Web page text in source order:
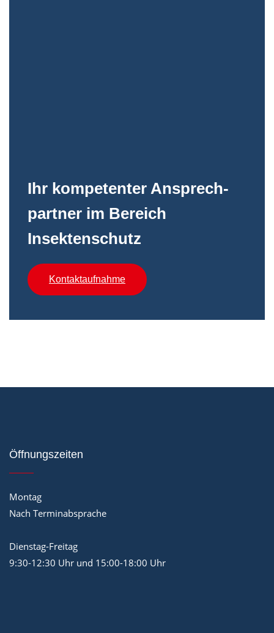
Ihr kompetenter An­sprech­
partner im Bereich
Insektenschutz
Kontaktaufnahme
Öffnungszeiten
Montag
Nach Terminabsprache
Dienstag-Freitag
9:30-12:30 Uhr und 15:00-18:00 Uhr